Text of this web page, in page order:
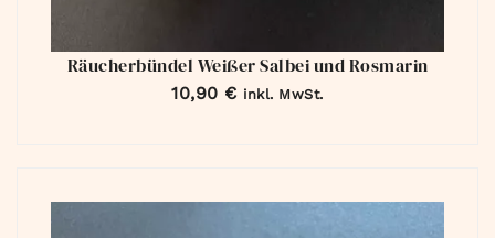
Räucherbündel Weißer Salbei und Rosmarin
10,90 € inkl. MwSt.